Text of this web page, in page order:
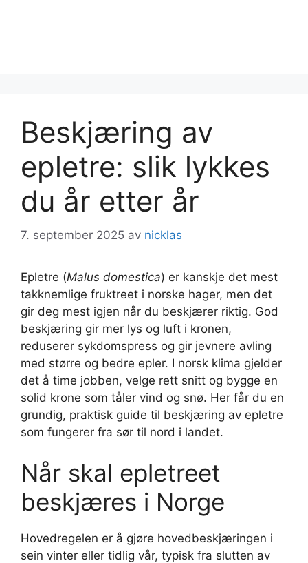
Beskjæring av
epletre: slik lykkes
du år etter år
7. september 2025 av nicklas
Epletre (Malus domestica) er kanskje det mest
takknemlige fruktreet i norske hager, men det
gir deg mest igjen når du beskjærer riktig. God
beskjæring gir mer lys og luft i kronen,
reduserer sykdomspress og gir jevnere avling
med større og bedre epler. I norsk klima gjelder
det å time jobben, velge rett snitt og bygge en
solid krone som tåler vind og snø. Her får du en
grundig, praktisk guide til beskjæring av epletre
som fungerer fra sør til nord i landet.
Når skal epletreet
beskjæres i Norge
Hovedregelen er å gjøre hovedbeskjæringen i
sein vinter eller tidlig vår, typisk fra slutten av